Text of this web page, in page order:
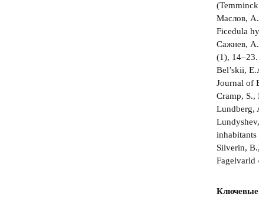
Маслов,
Ficedula
Сажнев,
(1), 14–23.
Bel’skii,
Journal of
Cramp, S.,
Lundberg,
Silverin,
Fagelvarld
Ключевые